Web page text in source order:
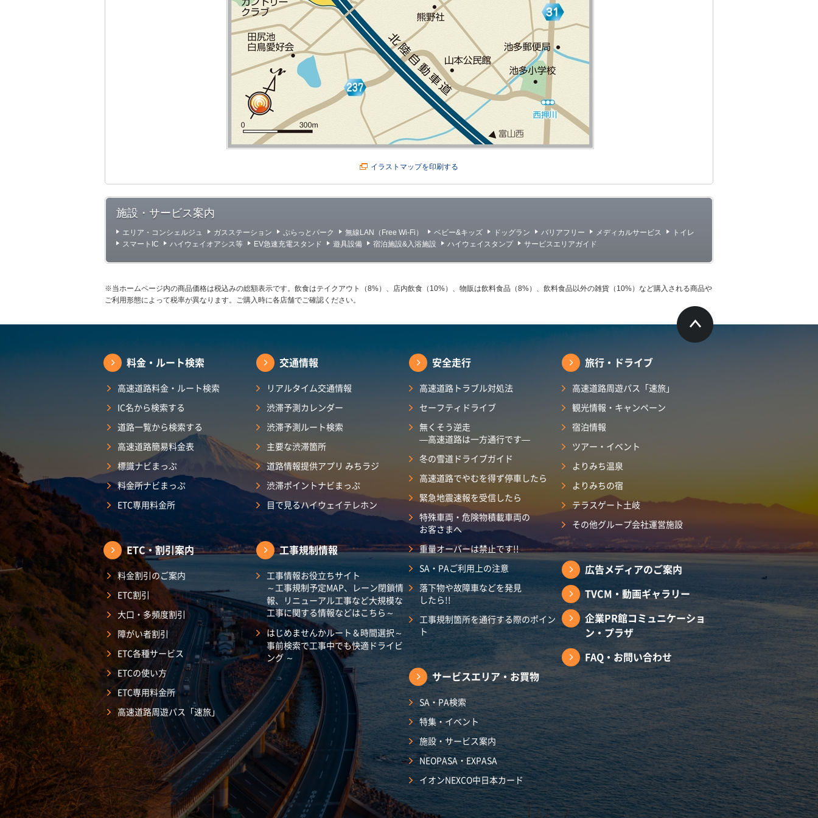
イラストマップを印刷する
施設・サービス案内
エリア・コンシェルジュ ガスステーション ぷらっとパーク 無線LAN（Free Wi-Fi） ベビー&キッズ ドッグラン バリアフリー メディカルサービス
トイレ
スマートIC
ハイウェイオアシス等 EV急速充電スタンド 遊具設備 宿泊施設&入浴施設 ハイウェイスタンプ サービスエリアガイド
※当ホームページ内の商品価格は税込みの総額表示です。飲食はテイクアウト（8%）、店内飲食（10%）、物販は飲料食品（8%）、飲料食品以外の雑貨（10%）など購入される商品や
ご利用形態によって税率が異なります。ご購入時に各店舗でご確認ください。
料金・ルート検索
高速道路料金・ルート検索
IC名から検索する
道路一覧から検索する
高速道路簡易料金表
標識ナビまっぷ
料金所ナビまっぷ
ETC専用料金所
ETC・割引案内
料金割引のご案内
ETC割引
大口・多頻度割引
障がい者割引
ETC各種サービス
ETCの使い方
ETC専用料金所
高速道路周遊パス「速旅」
交通情報
リアルタイム交通情報
渋滞予測カレンダー
渋滞予測ルート検索
主要な渋滞箇所
道路情報提供アプリ みちラジ
渋滞ポイントナビまっぷ
目で見るハイウェイテレホン
工事規制情報
工事情報お役立ちサイト
～工事規制予定MAP、レーン閉鎖情
報、リニューアル工事など大規模な
工事に関する情報などはこちら～
はじめませんかルート＆時間選択～
事前検索で工事中でも快適ドライビ
ング ～
安全走行
高速道路トラブル対処法
セーフティドライブ
無くそう逆走
―高速道路は一方通行です―
冬の雪道ドライブガイド
高速道路でやむを得ず停車したら
緊急地震速報を受信したら
特殊車両・危険物積載車両の
お客さまへ
重量オーバーは禁止です!!
SA・PAご利用上の注意
落下物や故障車などを発見
したら!!
工事規制箇所を通行する際のポイン
ト
サービスエリア・お買物
SA・PA検索
特集・イベント
施設・サービス案内
NEOPASA・EXPASA
イオンNEXCO中日本カード
旅行・ドライブ
高速道路周遊パス「速旅」
観光情報・キャンペーン
宿泊情報
ツアー・イベント
よりみち温泉
よりみちの宿
テラスゲート土岐
その他グループ会社運営施設
広告メディアのご案内
TVCM・動画ギャラリー
企業PR館コミュニケーショ
ン・プラザ
FAQ・お問い合わせ